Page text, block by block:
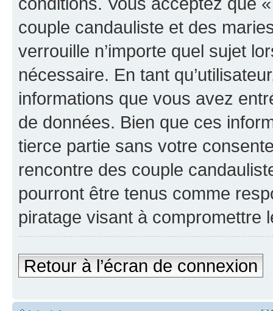
couple candauliste et des
verrouille n’importe quel sujet
nécessaire. En tant
informations que vous avez
de données. Bien que ces
tierce partie sans votre
rencontre des couple
pourront être tenus comme
piratage visant à compromettre
Retour à l’écran de connexion